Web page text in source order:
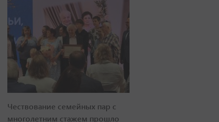
Чествование семейных пар с
многолетним стажем прошло